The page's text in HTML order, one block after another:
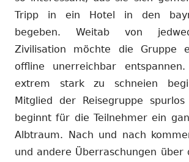
Tripp in ein Hotel in den
begeben. Weitab von
Zivilisation möchte die Gruppe
offline unerreichbar
extrem stark zu schneien
Mitglied der Reisegruppe spurlos
beginnt für die Teilnehmer ein
Albtraum. Nach und nach
und andere Überraschungen über